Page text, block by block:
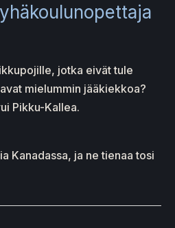
jotka eivät tule
mielummin jääkiekkoa?
Pikku-Kallea.
Kanadassa, ja ne tienaa tosi